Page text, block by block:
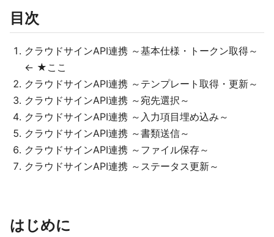
目次
クラウドサインAPI連携 ～基本仕様・トークン取得～
← ★ここ
クラウドサインAPI連携 ～テンプレート取得・更新～
クラウドサインAPI連携 ～宛先選択～
クラウドサインAPI連携 ～入力項目埋め込み～
クラウドサインAPI連携 ～書類送信～
クラウドサインAPI連携 ～ファイル保存～
クラウドサインAPI連携 ～ステータス更新～
はじめに